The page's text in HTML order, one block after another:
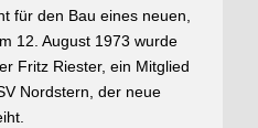
für den Bau eines neuen,
12. August 1973 wurde
Fritz Riester, ein Mitglied
Nordstern, der neue